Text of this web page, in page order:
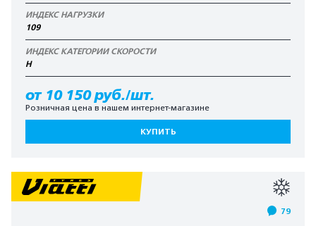
ИНДЕКС НАГРУЗКИ
109
ИНДЕКС КАТЕГОРИИ СКОРОСТИ
H
от 10 150 руб./шт.
Розничная цена в нашем интернет-магазине
КУПИТЬ
79